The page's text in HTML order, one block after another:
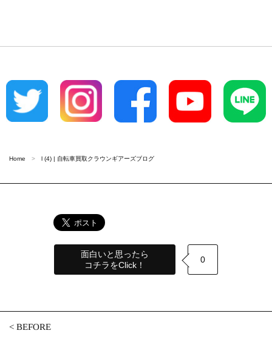
Home l (4) | 自転車買取クラウンギアーズブログ
面白いと思ったら
コチラをClick！
0
<BEFORE